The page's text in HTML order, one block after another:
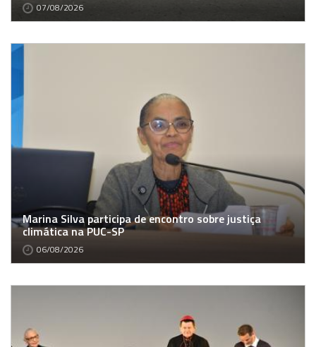
07/08/2026
Marina Silva participa de encontro sobre justiça
climática na PUC-SP
06/08/2026